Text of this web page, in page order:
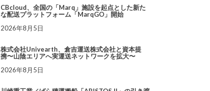
CBcloud、全国の「Marq」施設を起点とした新た
な配送プラットフォーム「MarqGO」開始
2026年8月5日
株式会社Univearth、倉吉運送株式会社と資本提
携〜山陰エリアへ実運送ネットワークを拡大〜
2026年8月5日